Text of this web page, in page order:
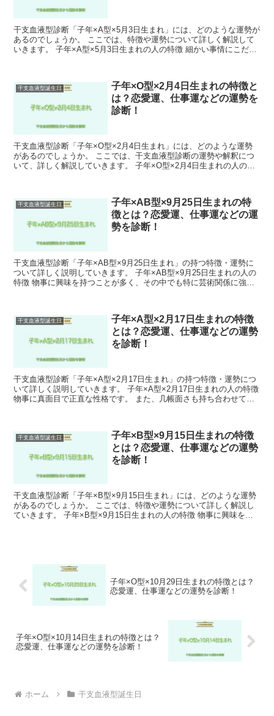
干支血液型診断「子年×A型×5月3日生まれ」には、どのような運勢が
あるのでしょうか。 ここでは、特徴や運勢について詳しく解説して
いきます。 子年×A型×5月3日生まれの人の特徴 細かい事情にこだわ
干支血液型誕生日
子年×O型×2月4日生まれの特徴と
は？恋愛運、仕事運などの運勢を
診断！
干支血液型診断「子年×O型×2月4日生まれ」には、どのような運勢
があるのでしょうか。 ここでは、干支血液型診断の運勢や解釈につ
いて、詳しく解説していきます。 子年×O型×2月4日生まれの人の特
干支血液型誕生日
子年×AB型×9月25日生まれの特
徴とは？恋愛運、仕事運などの運
勢を診断！
干支血液型診断「子年×AB型×9月25日生まれ」の持つ特徴・運勢に
ついて詳しく説明していきます。 子年×AB型×9月25日生まれの人の
特徴 物事に興味を持つことが多く、その中でも特に芸術関係に強い
干支血液型誕生日
子年×A型×2月17日生まれの特徴
とは？恋愛運、仕事運などの運勢
を診断！
干支血液型診断「子年×A型×2月17日生まれ」の持つ特徴・運勢につ
いて詳しく説明していきます。 子年×A型×2月17日生まれの人の特徴
物事に真面目で正直な性格です。 また、几帳面さも持ち合わせてお
干支血液型誕生日
子年×B型×9月15日生まれの特徴
とは？恋愛運、仕事運などの運勢
を診断！
干支血液型診断「子年×B型×9月15日生まれ」には、どのような運勢
があるのでしょうか。 ここでは、特徴や運勢について詳しく解説し
ていきます。 子年×B型×9月15日生まれの人の特徴 物事に興味を持
子年×O型×10月29日生まれの特徴とは？
恋愛運、仕事運などの運勢を診断！
子年×O型×10月14日生まれの特徴とは？
恋愛運、仕事運などの運勢を診断！
ホーム 干支血液型誕生日